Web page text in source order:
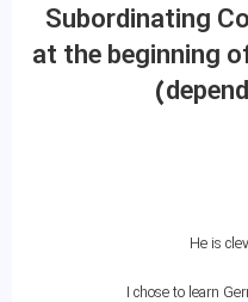
Subordinating
at the beginning
He is
I chose to learn